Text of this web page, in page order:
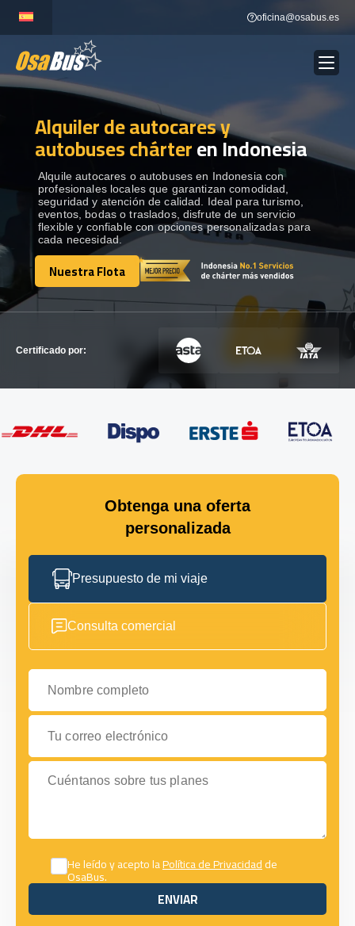
content
oficina@osabus.es
ALQUILER DE AUTOCARES
DESTINOS Show dropdown
RECORRIDAS Show dropdown
FLOTA
Alquiler de autocares y
autobuses chárteren Indonesia
Alquile autocares o autobuses en Indonesia con
profesionales locales que garantizan comodidad,
seguridad y atención de calidad. Ideal para turismo,
eventos, bodas o traslados, disfrute de un servicio
flexible y confiable con opciones personalizadas para
cada necesidad.
Nuestra Flota
Nuestra Flota
Certificado por:
Obtenga una oferta
personalizada
Presupuesto de mi viaje
Consulta comercial
Nombre completo
Tu correo electrónico
Cuéntanos sobre tus planes
He leído y acepto laPolítica de Privacidadde
OsaBus.
ENVIAR
ENVIAR